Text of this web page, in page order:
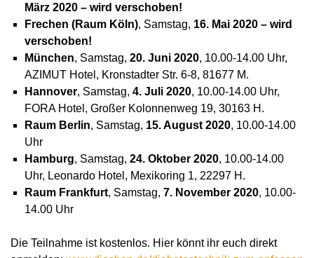
März 2020 – wird verschoben!
Frechen (Raum Köln), Samstag, 16. Mai 2020 – wird
verschoben!
München, Samstag, 20. Juni 2020, 10.00-14.00 Uhr,
AZIMUT Hotel, Kronstadter Str. 6-8, 81677 M.
Hannover, Samstag, 4. Juli 2020, 10.00-14.00 Uhr,
FORA Hotel, Großer Kolonnenweg 19, 30163 H.
Raum Berlin, Samstag, 15. August 2020, 10.00-14.00
Uhr
Hamburg, Samstag, 24. Oktober 2020, 10.00-14.00
Uhr, Leonardo Hotel, Mexikoring 1, 22297 H.
Raum Frankfurt, Samstag, 7. November 2020, 10.00-
14.00 Uhr
Die Teilnahme ist kostenlos. Hier könnt ihr euch direkt